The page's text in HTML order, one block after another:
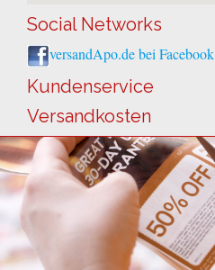
Social Networks
versandApo.de bei Facebook
Kundenservice
Versandkosten